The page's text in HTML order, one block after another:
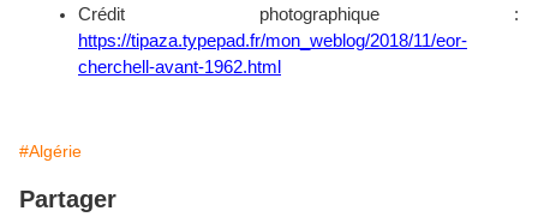
Crédit photographique :
https://tipaza.typepad.fr/mon_weblog/2018/11/eor-
cherchell-avant-1962.html
#Algérie
Partager